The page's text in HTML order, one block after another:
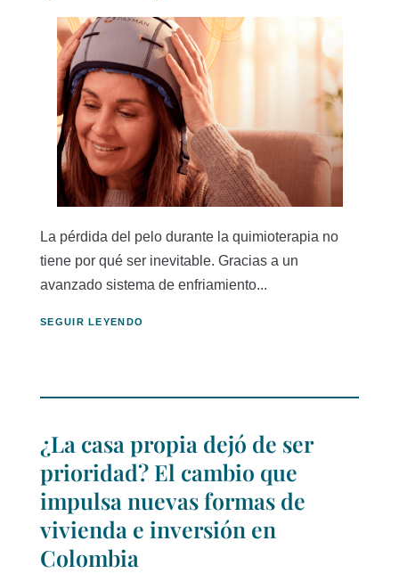
La pérdida del pelo durante la quimioterapia no
tiene por qué ser inevitable. Gracias a un
avanzado sistema de enfriamiento...
SEGUIR LEYENDO
¿La casa propia dejó de ser
prioridad? El cambio que
impulsa nuevas formas de
vivienda e inversión en
Colombia